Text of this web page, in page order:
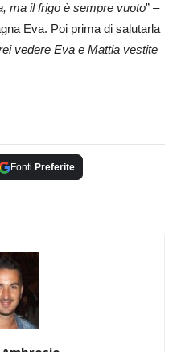
ma il frigo è sempre vuoto” –
Eva. Poi prima di salutarla
vedere Eva e Mattia vestite
Fonti Preferite